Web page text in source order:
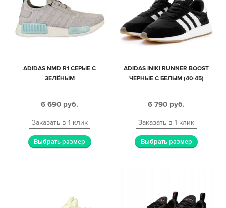
ADIDAS NMD R1 СЕРЫЕ С
ЗЕЛЁНЫМ
6 690 руб.
Заказать в 1 клик
Выбрать размер
ADIDAS INIKI RUNNER BOOST
ЧЕРНЫЕ С БЕЛЫМ (40-45)
6 790 руб.
Заказать в 1 клик
Выбрать размер